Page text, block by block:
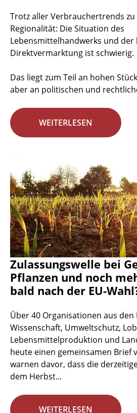
Trotz aller Verbrauchertrends
Regionalität: Die Situation des
Lebensmittelhandwerks und
Direktvermarktung ist schwierig.
Das liegt zum Teil an hohen
aber an politischen und
WEITERLESEN
Zulassungswelle bei
Pflanzen und noch
bald nach der EU-
Über 40 Organisationen aus den
Wissenschaft, Umweltschutz,
Lebensmittelproduktion und
heute einen gemeinsamen Brief
warnen davor, dass die
dem Herbst...
WEITERLESEN